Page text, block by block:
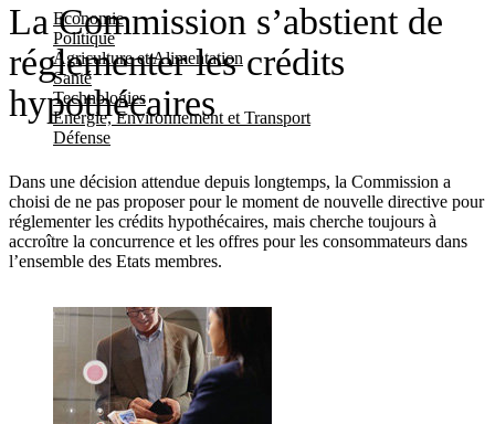
Economie
Politique
Agriculture et Alimentation
Santé
Technologies
Energie, Environnement et Transport
Défense
La Commission s’abstient de
réglementer les crédits
hypothécaires
Dans une décision attendue depuis longtemps, la Commission a
choisi de ne pas proposer pour le moment de nouvelle directive pour
réglementer les crédits hypothécaires, mais cherche toujours à
accroître la concurrence et les offres pour les consommateurs dans
l’ensemble des Etats membres.